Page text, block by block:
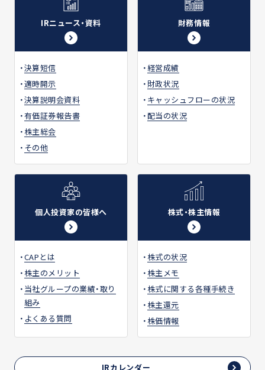
IRニュース・資料
決算短信
適時開示
決算説明会資料
有価証券報告書
株主総会
その他
財務情報
経営成績
財政状況
キャッシュフローの状況
配当の状況
個人投資家の皆様へ
CAPとは
株主のメリット
当社グループの業績・取り
組み
よくある質問
株式・株主情報
株式の状況
株主メモ
株式に関する各種手続き
株主還元
株価情報
IRカレンダー